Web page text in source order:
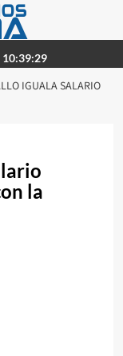
10:39:29
IGUALA SALARIO
la